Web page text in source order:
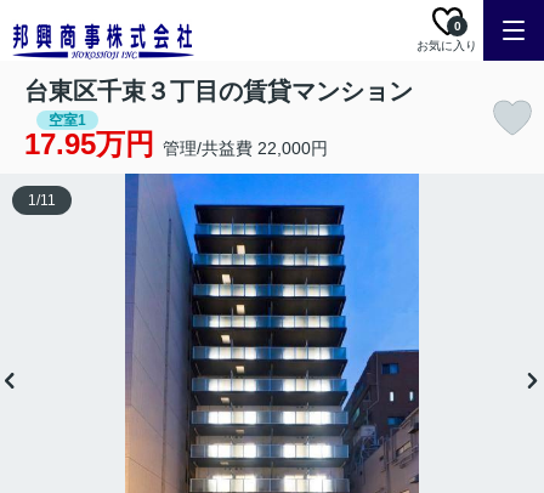
お気に入り
0
台東区千束３丁目の賃貸マンション
空室1
17.95万円 管理/共益費 22,000円
1/11